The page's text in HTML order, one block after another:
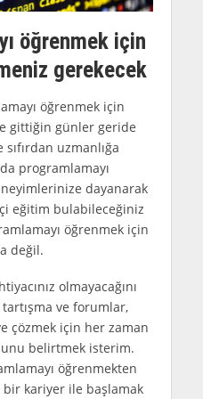
öğrenmek için
gerekecek
öğrenmek için
gittiğin günler geride
uzmanlığa
programlamayı
dayanarak
eğitim bulabileceğiniz
öğrenmek için
değil.
olmayacağını
ve forumlar,
çözmek için her zaman
belirtmek isterim.
öğrenmekten
kariyer ile başlamak